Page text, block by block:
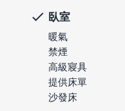
臥室
暖氣
禁煙
高級寢具
提供床單
沙發床